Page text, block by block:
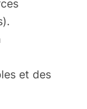
et des